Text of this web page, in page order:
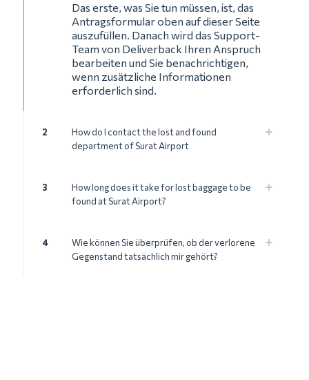
Das erste, was Sie tun müssen, ist, das
Antragsformular oben auf dieser Seite
auszufüllen. Danach wird das Support-
Team von Deliverback Ihren Anspruch
bearbeiten und Sie benachrichtigen,
wenn zusätzliche Informationen
erforderlich sind.
2
How do I contact the lost and found
department of Surat Airport
3
How long does it take for lost baggage to be
found at Surat Airport?
4
Wie können Sie überprüfen, ob der verlorene
Gegenstand tatsächlich mir gehört?